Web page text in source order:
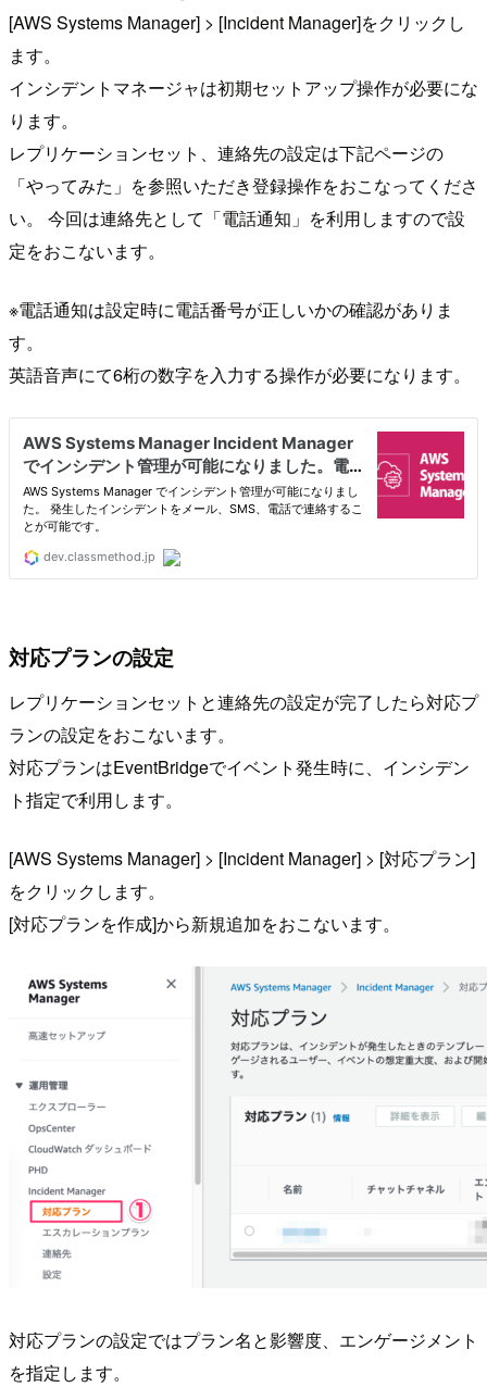
[AWS Systems Manager] > [Incident Manager]をクリックし
ます。
インシデントマネージャは初期セットアップ操作が必要にな
ります。
レプリケーションセット、連絡先の設定は下記ページの
「やってみた」を参照いただき登録操作をおこなってくださ
い。 今回は連絡先として「電話通知」を利用しますので設
定をおこないます。
※電話通知は設定時に電話番号が正しいかの確認がありま
す。
英語音声にて6桁の数字を入力する操作が必要になります。
対応プランの設定
レプリケーションセットと連絡先の設定が完了したら対応プ
ランの設定をおこないます。
対応プランはEventBridgeでイベント発生時に、インシデン
ト指定で利用します。
[AWS Systems Manager] > [Incident Manager] > [対応プラン]
をクリックします。
[対応プランを作成]から新規追加をおこないます。
対応プランの設定ではプラン名と影響度、エンゲージメント
を指定します。